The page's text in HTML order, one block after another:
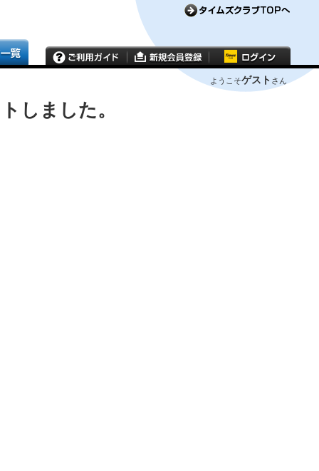
ようこそゲスト さん
しました。